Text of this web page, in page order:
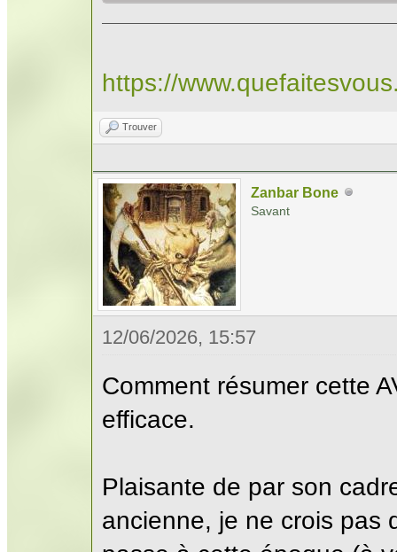
https://
Trouver
Zanbar Bone
Savant
12/06/2026, 15:57
Comment résumer cette
efficace.
Plaisante de par son
ancienne, je ne crois pas